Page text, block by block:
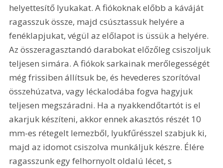
helyettesítő lyukakat. A fiókoknak előbb a káváját
ragasszuk össze, majd csúsztassuk helyére a
fenéklapjukat, végül az előlapot is üssük a helyére.
Az összeragasztandó darabokat előzőleg csiszoljuk
teljesen simára. A fiókok sarkainak merőlegességét
még frissiben állítsuk be, és hevederes szorítóval
összehúzatva, vagy léckalodába fogva hagyjuk
teljesen megszáradni. Ha a nyakkendőtartót is el
akarjuk készíteni, akkor ennek akasztós részét 10
mm-es rétegelt lemezből, lyukfűrésszel szabjuk ki,
majd az idomot csiszolva munkáljuk készre. Élére
ragasszunk egy felhornyolt oldalú lécet, s